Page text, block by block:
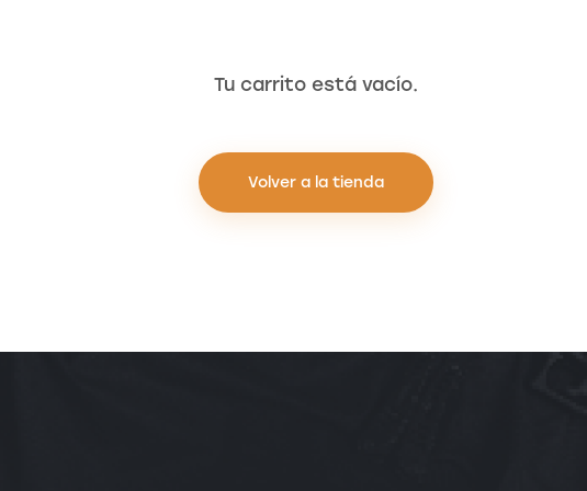
Tu carrito está vacío.
Volver a la tienda